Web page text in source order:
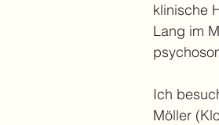
klinische
Lang im
Ich
Möller